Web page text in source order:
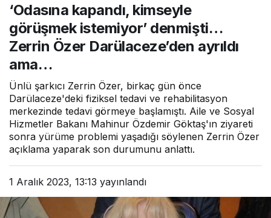
denmişti… Zerrin Özer
Darülaceze’den ayrıldı
ama…
‘Odasına kapandı, kimseyle
görüşmek istemiyor’ denmişti…
Zerrin Özer Darülaceze’den ayrıldı
ama…
Ünlü şarkıcı Zerrin Özer, birkaç gün önce
Darülaceze'deki fiziksel tedavi ve rehabilitasyon
merkezinde tedavi görmeye başlamıştı. Aile ve Sosyal
Hizmetler Bakanı Mahinur Özdemir Göktaş'ın ziyareti
sonra yürüme problemi yaşadığı söylenen Zerrin Özer
açıklama yaparak son durumunu anlattı.
1 Aralık 2023, 13:13 yayınlandı